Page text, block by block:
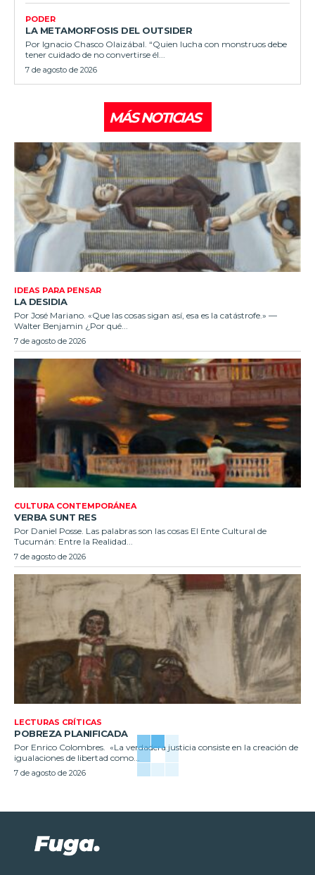
PODER
LA METAMORFOSIS DEL OUTSIDER
Por Ignacio Chasco Olaizábal. “Quien lucha con monstruos debe
tener cuidado de no convertirse él...
7 de agosto de 2026
MÁS NOTICIAS
IDEAS PARA PENSAR
LA DESIDIA
Por José Mariano. «Que las cosas sigan así, esa es la catástrofe.» —
Walter Benjamin ¿Por qué...
7 de agosto de 2026
CULTURA CONTEMPORÁNEA
VERBA SUNT RES
Por Daniel Posse. Las palabras son las cosas El Ente Cultural de
Tucumán: Entre la Realidad...
7 de agosto de 2026
LECTURAS CRÍTICAS
POBREZA PLANIFICADA
Por Enrico Colombres. «La verdadera justicia consiste en la creación de
igualaciones de libertad como...
7 de agosto de 2026